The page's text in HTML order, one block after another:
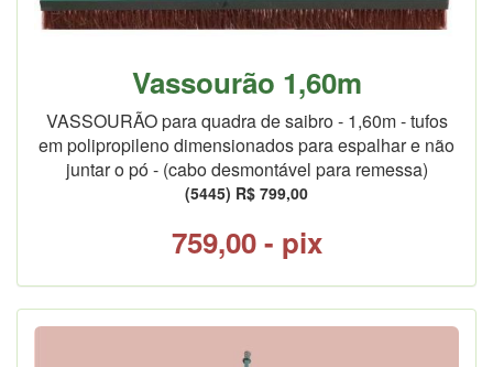
Vassourão 1,60m
VASSOURÃO para quadra de saibro - 1,60m - tufos
em polipropileno dimensionados para espalhar e não
juntar o pó - (cabo desmontável para remessa)
(5445) R$ 799,00
759,00 - pix